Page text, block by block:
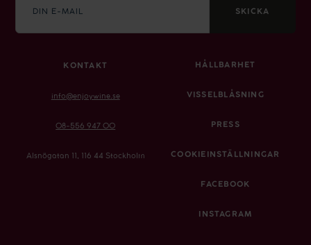
mail SKICKA
KONTAKT
info@enjoywine.se
08-556 947 00
Alsnögatan 11, 116 44 Stockholm
HÅLLBARHET
VISSELBLÅSNING
PRESS
COOKIEINSTÄLLNINGAR
FACEBOOK
INSTAGRAM